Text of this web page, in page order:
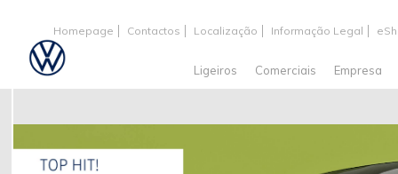
Homepage Contactos Localização Informação Legal
Ligeiros Comerciais Empresa